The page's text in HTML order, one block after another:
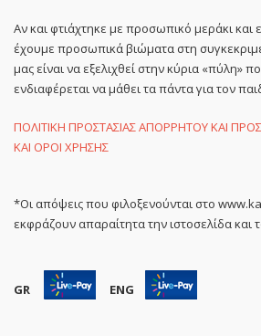
Αν και φτιάχτηκε με προσωπικό μεράκι
έχουμε προσωπικά βιώματα στη
μας είναι να εξελιχθεί στην κύρια «πύλη»
ενδιαφέρεται να μάθει τα πάντα για τον
ΠΟΛΙΤΙΚΗ ΠΡΟΣΤΑΣΙΑΣ ΑΠΟΡΡΗΤΟΥ ΚΑΙ
ΚΑΙ ΟΡΟΙ ΧΡΗΣΗΣ
*Οι απόψεις που φιλοξενούνται στο
εκφράζουν απαραίτητα την ιστοσελίδα και
GR ENG